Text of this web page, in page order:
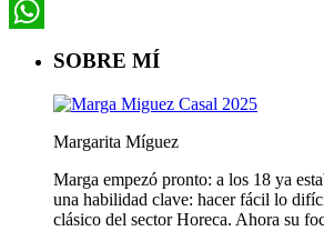
LinkedIn
SOBRE MÍ
Margarita Míguez
Marga empezó pronto: a los 18 ya
una habilidad clave: hacer fácil lo
clásico del sector Horeca. Ahora su